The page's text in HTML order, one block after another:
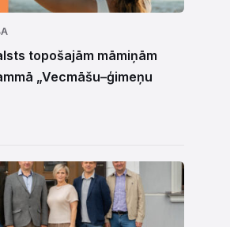
topošajām māmiņām
„Vecmāšu–ģimeņu